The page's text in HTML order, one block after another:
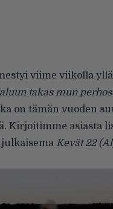
viime viikolla
takas mun
on tämän vuoden
Kirjoitimme asiasta
Kevät 22